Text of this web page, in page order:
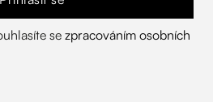
se zpracováním osobních